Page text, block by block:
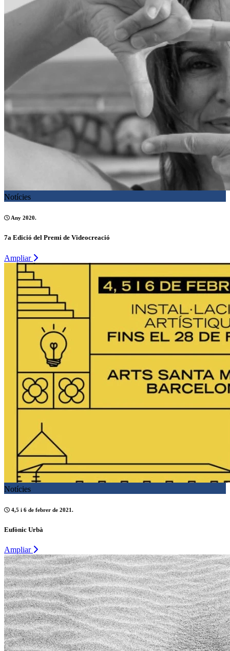
Notícies
Any 2020.
7a Edició del Premi de Videocreació
Ampliar
Notícies
4,5 i 6 de febrer de 2021.
Eufònic Urbà
Ampliar